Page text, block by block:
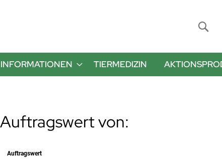
INFORMATIONEN TIERMEDIZIN
von:
Auftragswert